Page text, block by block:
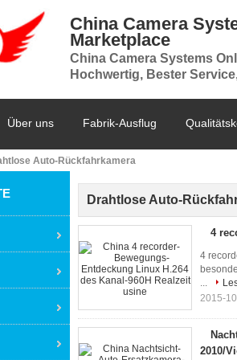
China Camera
Marketplace
China Camera Systems
Hochwertig, Bester
Über uns Fabrik-Ausflug
Auto-Rückfahrkamera
Drahtlose Auto-
4
4
...
2015-
2010/